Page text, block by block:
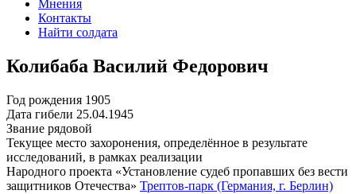
Мнения
Контакты
Найти солдата
Колибаба Василий Федорович
Год рождения 1905
Дата гибели 25.04.1945
Звание рядовой
Текущее место захоронения, определённое в результате
исследований, в рамках реализации
Народного проекта «Установление судеб пропавших без вести
защитников Отечества» Трептов-парк (Германия, г. Берлин)